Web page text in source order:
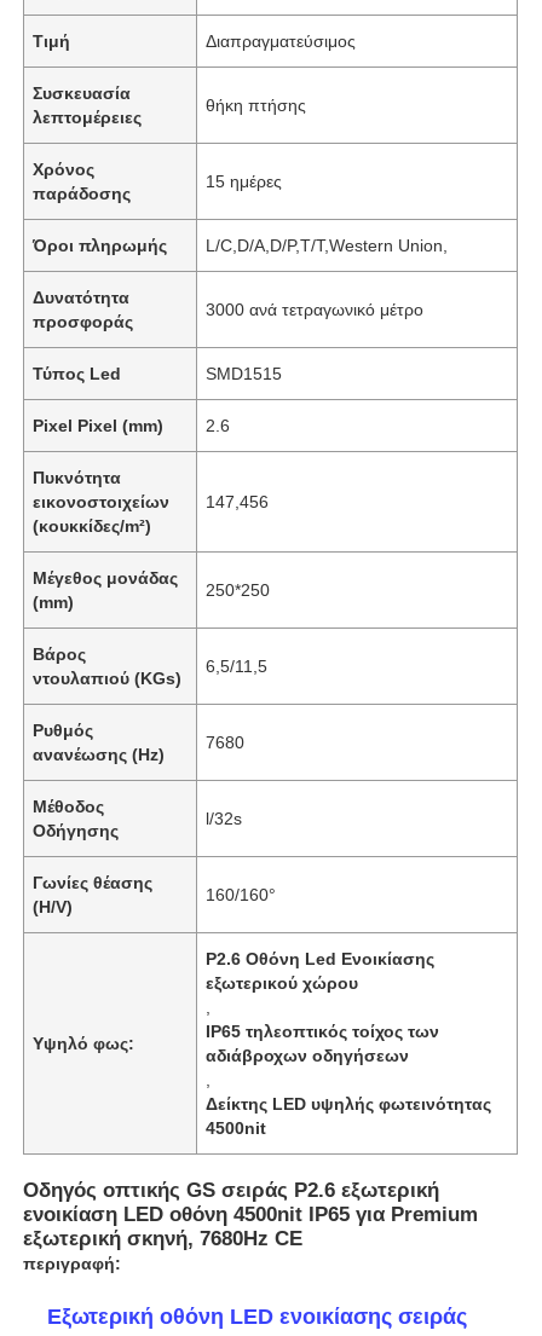
Τιμή Διαπραγματεύσιμος
Συσκευασία
λεπτομέρειες
θήκη πτήσης
Χρόνος
παράδοσης
15 ημέρες
Όροι πληρωμής L/C,D/A,D/P,T/T,Western Union,
Δυνατότητα
προσφοράς
3000 ανά τετραγωνικό μέτρο
Τύπος Led SMD1515
Pixel Pixel (mm) 2.6
Πυκνότητα
εικονοστοιχείων
(κουκκίδες/m²)
147,456
Μέγεθος μονάδας
(mm)
250*250
Βάρος
ντουλαπιού (KGs)
6,5/11,5
Ρυθμός
ανανέωσης (Hz)
7680
Μέθοδος
Οδήγησης
l/32s
Γωνίες θέασης
(H/V)
160/160°
Υψηλό φως:
P2.6 Οθόνη Led Ενοικίασης
εξωτερικού χώρου
IP65 τηλεοπτικός τοίχος των
αδιάβροχων οδηγήσεων
Δείκτης LED υψηλής φωτεινότητας
4500nit
Οδηγός οπτικής GS σειράς P2.6 εξωτερική
ενοικίαση LED οθόνη 4500nit IP65 για Premium
εξωτερική σκηνή, 7680Hz CE
περιγραφή:
Εξωτερική οθόνη LED ενοικίασης σειράς